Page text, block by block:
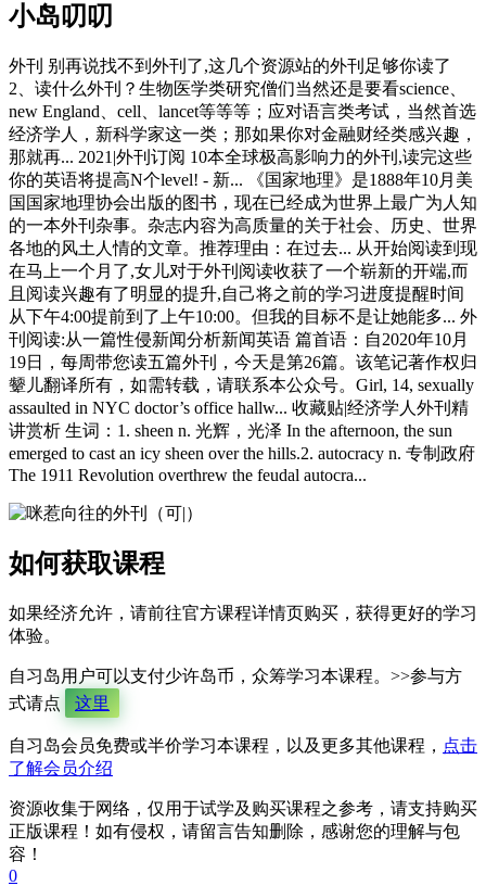
小岛叨叨
外刊 别再说找不到外刊了,这几个资源站的外刊足够你读了
2、读什么外刊？生物医学类研究僧们当然还是要看science、
new England、cell、lancet等等等；应对语言类考试，当然首选
经济学人，新科学家这一类；那如果你对金融财经类感兴趣，
那就再... 2021|外刊订阅 10本全球极高影响力的外刊,读完这些
你的英语将提高N个level! - 新... 《国家地理》是1888年10月美
国国家地理协会出版的图书，现在已经成为世界上最广为人知
的一本外刊杂事。杂志内容为高质量的关于社会、历史、世界
各地的风土人情的文章。推荐理由：在过去... 从开始阅读到现
在马上一个月了,女儿对于外刊阅读收获了一个崭新的开端,而
且阅读兴趣有了明显的提升,自己将之前的学习进度提醒时间
从下午4:00提前到了上午10:00。但我的目标不是让她能多... 外
刊阅读:从一篇性侵新闻分析新闻英语 篇首语：自2020年10月
19日，每周带您读五篇外刊，今天是第26篇。该笔记著作权归
颦儿翻译所有，如需转载，请联系本公众号。Girl, 14, sexually
assaulted in NYC doctor’s office hallw... 收藏贴|经济学人外刊精
讲赏析 生词：1. sheen n. 光辉，光泽 In the afternoon, the sun
emerged to cast an icy sheen over the hills.2. autocracy n. 专制政府
The 1911 Revolution overthrew the feudal autocra...
如何获取课程
如果经济允许，请前往官方课程详情页购买，获得更好的学习
体验。
自习岛用户可以支付少许岛币，众筹学习本课程。>>参与方
式请点
这里
自习岛会员免费或半价学习本课程，以及更多其他课程， 点击
了解会员介绍
资源收集于网络，仅用于试学及购买课程之参考，请支持购买
正版课程！如有侵权，请留言告知删除，感谢您的理解与包
容！
0